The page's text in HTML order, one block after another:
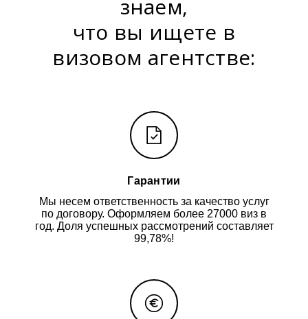
знаем,
что вы ищете в
визовом агентстве:
Гарантии
Мы несем ответственность за качество услуг
по договору. Оформляем более 27000 виз в
год. Доля успешных рассмотрений составляет
99,78%!